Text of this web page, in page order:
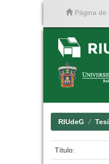
Página de
RIUdeG
Título: